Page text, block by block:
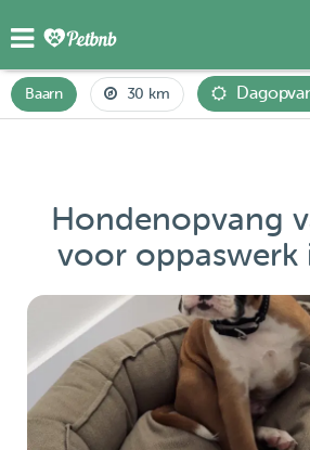
Baarn 30 km
Hondenopvang
voor oppaswerk